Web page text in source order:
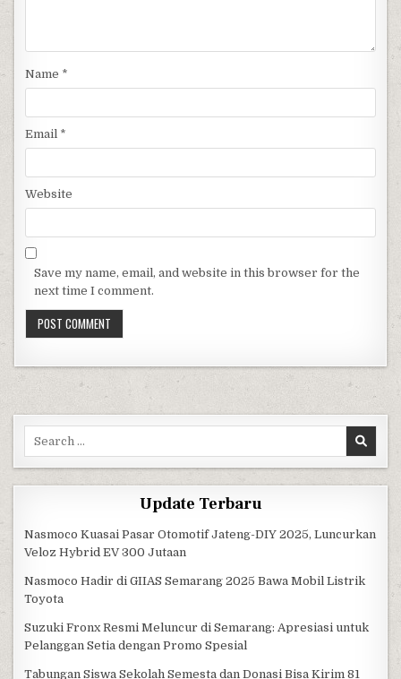
Name *
Email *
Website
Save my name, email, and website in this browser for the
next time I comment.
Search for:
Update Terbaru
Nasmoco Kuasai Pasar Otomotif Jateng-DIY 2025, Luncurkan
Veloz Hybrid EV 300 Jutaan
Nasmoco Hadir di GIIAS Semarang 2025 Bawa Mobil Listrik
Toyota
Suzuki Fronx Resmi Meluncur di Semarang: Apresiasi untuk
Pelanggan Setia dengan Promo Spesial
Tabungan Siswa Sekolah Semesta dan Donasi Bisa Kirim 81